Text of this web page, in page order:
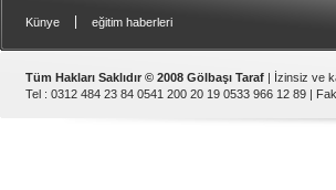
Künye eğitim haberleri
Tüm Hakları Saklıdır © 2008 Gölbaşı Taraf | İzinsiz ve
Tel : 0312 484 23 84 0541 200 20 19 0533 966 12 89 |